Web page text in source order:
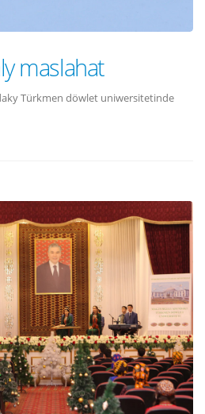
maslahat
Türkmen döwlet uniwersitetinde